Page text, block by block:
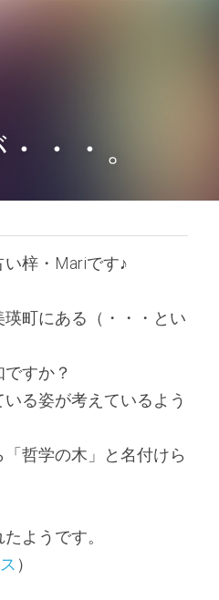
・・。
梓・Mariです♪
町にある（・・・とい
ですか？
る姿が考えているよう
哲学の木」と名付けら
ようです。
）